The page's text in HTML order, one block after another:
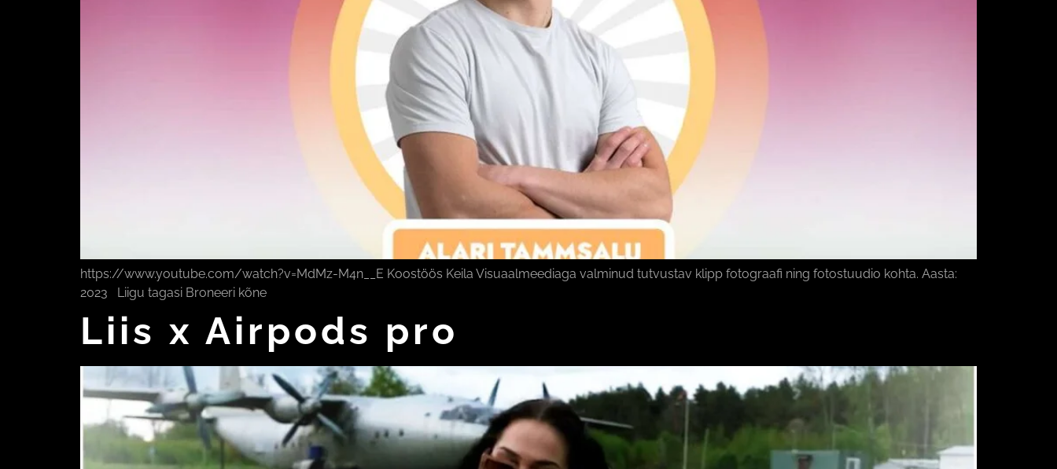
https://www.youtube.com/watch?v=MdMz-M4n__E Koostöös Keila Visuaalmeediaga valminud tutvustav klipp fotograafi ning fotostuudio kohta. Aasta:
2023 Liigu tagasi Broneeri kõne
Liis x Airpods pro